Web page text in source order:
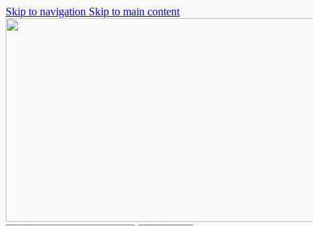
Skip to navigation Skip to main content